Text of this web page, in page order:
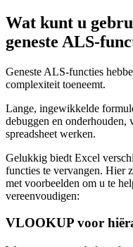
Wat kunt u
geneste ALS-
Geneste ALS-functies
complexiteit toeneemt.
Lange, ingewikkelde
debuggen en onderhouden,
spreadsheet werken.
Gelukkig biedt Excel
functies te vervangen. Hier
met voorbeelden om u te
vereenvoudigen:
VLOOKUP voor